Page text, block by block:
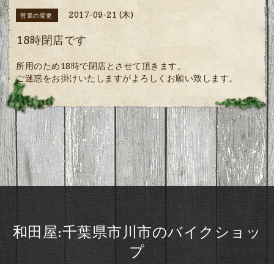
営業の変更 2017-09-21 (木)
18時閉店です
所用のため18時で閉店とさせて頂きます。
ご迷惑をお掛けいたしますがよろしくお願い致します。
和田屋:千葉県市川市のバイクショッ
プ